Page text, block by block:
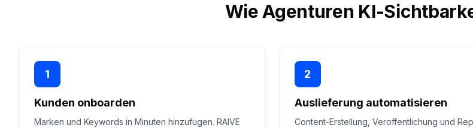
Wie Agenturen KI-
1
Kunden onboarden
Marken und Keywords in Minuten hinzufugen. RAIVE
2
Auslieferung automatisieren
Content-Erstellung, Veroffentlichung und